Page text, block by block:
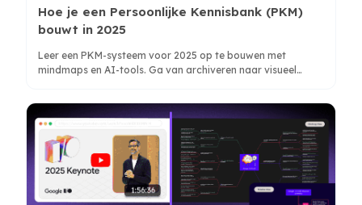
Hoe je een Persoonlijke Kennisbank (PKM)
bouwt in 2025
Leer een PKM-systeem voor 2025 op te bouwen met
mindmaps en AI-tools. Ga van archiveren naar visueel